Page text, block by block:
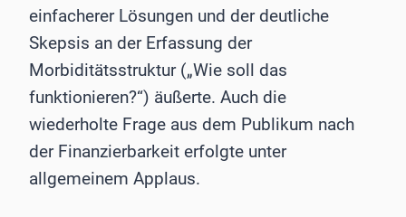
einfacherer Lösungen und der deutliche
Skepsis an der Erfassung der
Morbiditätsstruktur („Wie soll das
funktionieren?“) äußerte. Auch die
wiederholte Frage aus dem Publikum nach
der Finanzierbarkeit erfolgte unter
allgemeinem Applaus.